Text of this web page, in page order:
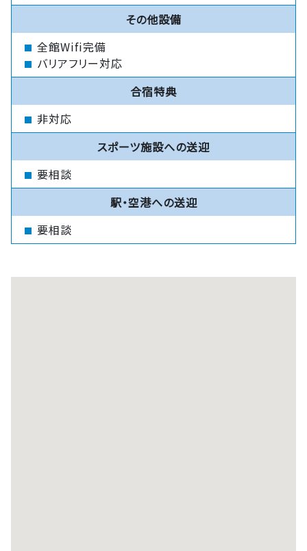
その他設備
全館Wifi完備
バリアフリー対応
合宿特典
非対応
スポーツ施設への送迎
要相談
駅・空港への送迎
要相談